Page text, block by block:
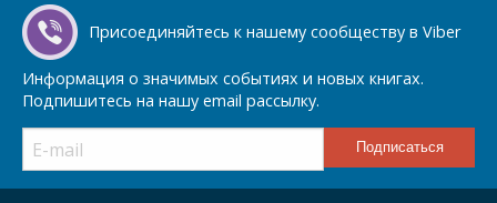
Присоединяйтесь к нашему сообществу в Viber
Информация о значимых событиях и новых книгах.
Подпишитесь на нашу email рассылку.